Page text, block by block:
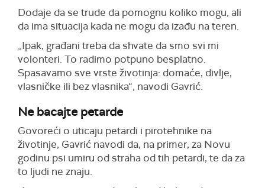
Dodaje da se trude da pomognu koliko mogu, ali
da ima situacija kada ne mogu da izađu na teren.
„Ipak, građani treba da shvate da smo svi mi
volonteri. To radimo potpuno besplatno.
Spasavamo sve vrste životinja: domaće, divlje,
vlasničke ili bez vlasnika“, navodi Gavrić.
Ne bacajte petarde
Govoreći o uticaju petardi i pirotehnike na
životinje, Gavrić navodi da, na primer, za Novu
godinu psi umiru od straha od tih petardi, te da za
to ljudi ne znaju.